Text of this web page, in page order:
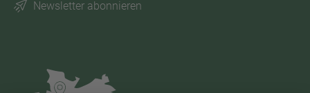
Newsletter abonnieren